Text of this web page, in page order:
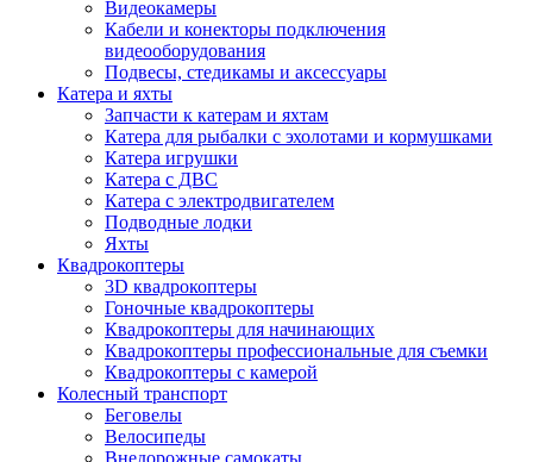
Видеокамеры
Кабели и конекторы подключения
видеооборудования
Подвесы, стедикамы и аксессуары
Катера и яхты
Запчасти к катерам и яхтам
Катера для рыбалки с эхолотами и кормушками
Катера игрушки
Катера с ДВС
Катера с электродвигателем
Подводные лодки
Яхты
Квадрокоптеры
3D квадрокоптеры
Гоночные квадрокоптеры
Квадрокоптеры для начинающих
Квадрокоптеры профессиональные для съемки
Квадрокоптеры с камерой
Колесный транспорт
Беговелы
Велосипеды
Внедорожные самокаты